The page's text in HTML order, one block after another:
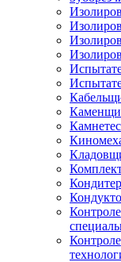
Камнетес
Кондитер